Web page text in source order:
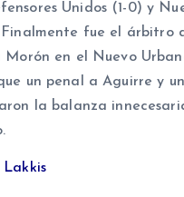
Unidos (1-0) y
Finalmente fue el árbitro
Morón en el Nuevo
un penal a Aguirre y
la balanza